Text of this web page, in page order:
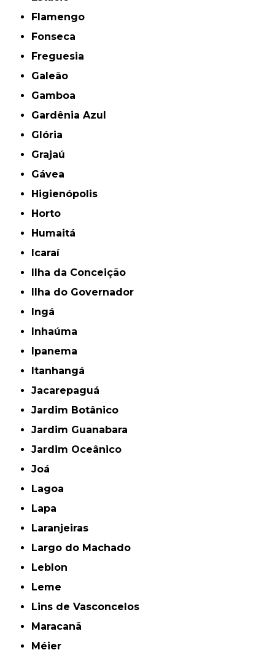
Flamengo
Fonseca
Freguesia
Galeão
Gamboa
Gardênia Azul
Glória
Grajaú
Gávea
Higienópolis
Horto
Humaitá
Icaraí
Ilha da Conceição
Ilha do Governador
Ingá
Inhaúma
Ipanema
Itanhangá
Jacarepaguá
Jardim Botânico
Jardim Guanabara
Jardim Oceânico
Joá
Lagoa
Lapa
Laranjeiras
Largo do Machado
Leblon
Leme
Lins de Vasconcelos
Maracanã
Méier